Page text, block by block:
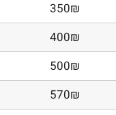
350₪
400₪
500₪
570₪